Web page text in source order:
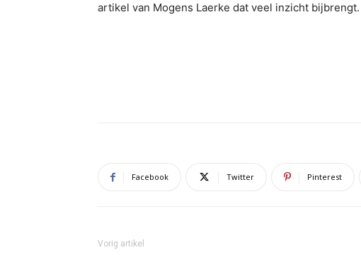
artikel van Mogens Laerke dat veel inzicht bijbrengt.
Facebook Twitter Pinterest
Vorig artikel